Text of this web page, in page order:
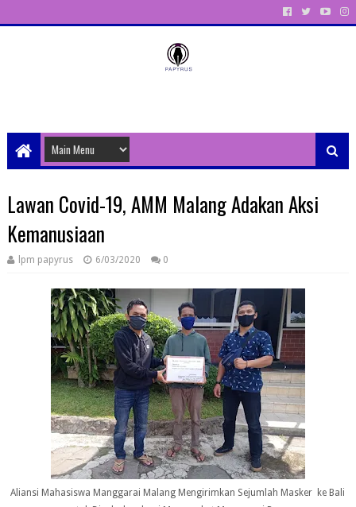
Lawan Covid-19, AMM Malang Adakan Aksi
Kemanusiaan
lpm papyrus 6/03/2020 0
Aliansi Mahasiswa Manggarai Malang Mengirimkan Sejumlah Masker ke Bali